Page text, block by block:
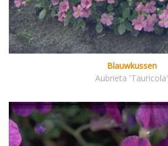
Blauwkussen
Aubrieta 'Tauricola'